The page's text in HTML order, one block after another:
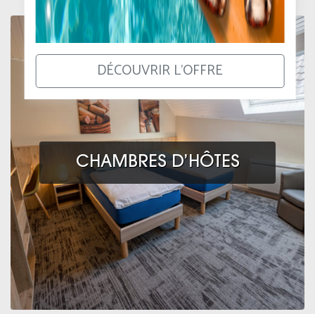
CHAMBRES D’HÔTES
DÉCOUVRIR L'OFFRE